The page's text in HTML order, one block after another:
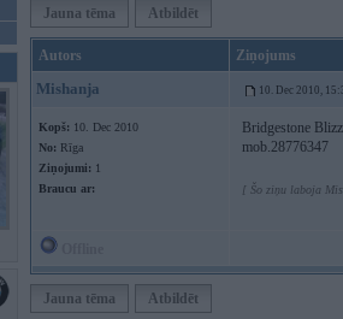
Jauna tēma Atbildēt
Autors Ziņojums
Mishanja 10. Dec 2010,
Kopš: 10. Dec 2010
No: Rīga
Ziņojumi: 1
Braucu ar:
Bridgestone
mob.28776347
[ Šo ziņu laboja
Jauna tēma Atbildēt